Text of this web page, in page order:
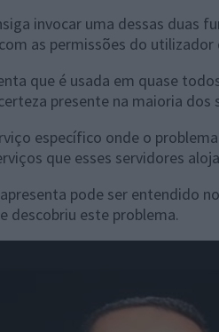
invocar uma dessas duas
as permissões do utilizador
que é usada em quase
presente na maioria
específico onde o
que esses servidores
pode ser entendido
descobriu este problema.